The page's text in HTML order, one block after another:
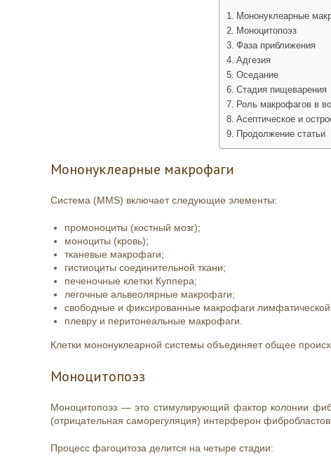
Мононуклеарные
Моноцитопоэз
Фаза приближения
Адгезия
Оседание
Стадия пищеварения
Роль макрофагов в
Асептическое и
Продолжение статьи
Мононуклеарные макрофаги
Система (MMS) включает следующие элементы:
промоноциты (костный мозг);
моноциты (кровь);
тканевые макрофаги;
гистиоциты соединительной ткани;
печеночные клетки Куппера;
легочные альвеолярные макрофаги;
свободные и фиксированные макрофаги лимфатической
плевру и перитонеальные макрофаги.
Клетки мононуклеарной системы объединяет общее
Моноцитопоэз
Моноцитопоэз — это стимулирующий фактор колонии
(отрицательная саморегуляция) интерферон фибробластов
Процесс фагоцитоза делится на четыре стадии: